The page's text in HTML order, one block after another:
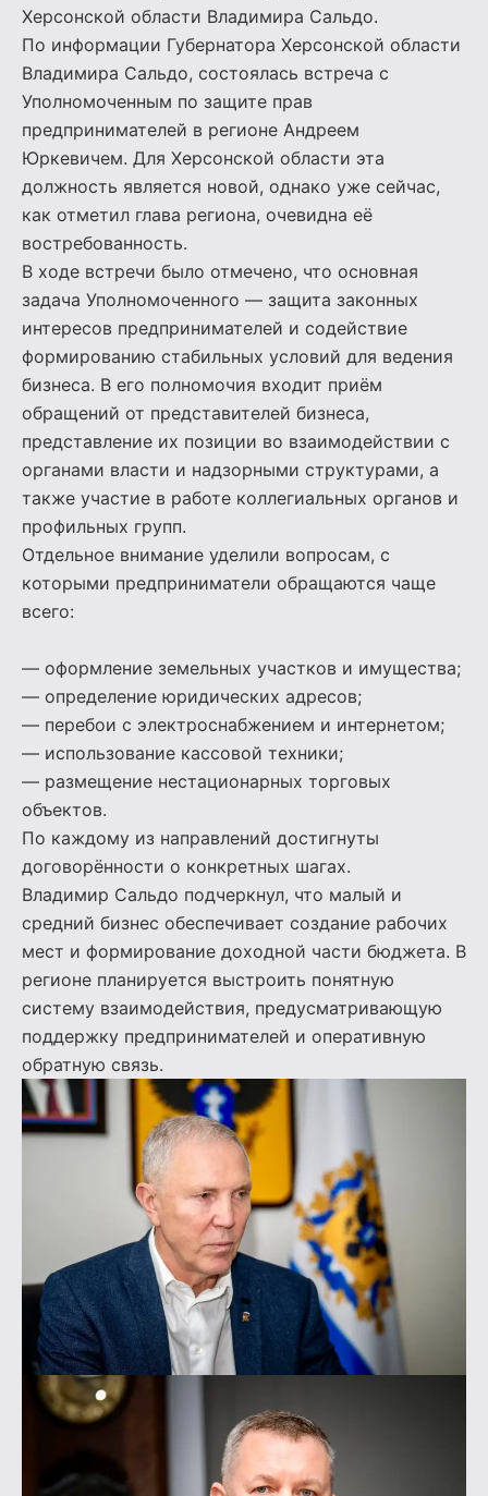
Херсонской области Владимира Сальдо.
По информации Губернатора Херсонской области
Владимира Сальдо, состоялась встреча с
Уполномоченным по защите прав
предпринимателей в регионе Андреем
Юркевичем. Для Херсонской области эта
должность является новой, однако уже сейчас,
как отметил глава региона, очевидна её
востребованность.
В ходе встречи было отмечено, что основная
задача Уполномоченного — защита законных
интересов предпринимателей и содействие
формированию стабильных условий для ведения
бизнеса. В его полномочия входит приём
обращений от представителей бизнеса,
представление их позиции во взаимодействии с
органами власти и надзорными структурами, а
также участие в работе коллегиальных органов и
профильных групп.
Отдельное внимание уделили вопросам, с
которыми предприниматели обращаются чаще
всего:
— оформление земельных участков и имущества;
— определение юридических адресов;
— перебои с электроснабжением и интернетом;
— использование кассовой техники;
— размещение нестационарных торговых
объектов.
По каждому из направлений достигнуты
договорённости о конкретных шагах.
Владимир Сальдо подчеркнул, что малый и
средний бизнес обеспечивает создание рабочих
мест и формирование доходной части бюджета. В
регионе планируется выстроить понятную
систему взаимодействия, предусматривающую
поддержку предпринимателей и оперативную
обратную связь.